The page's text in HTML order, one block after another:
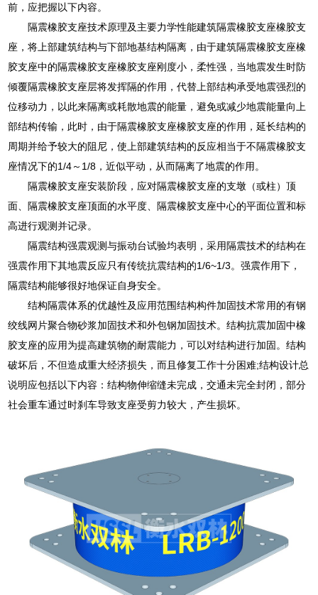
前，应把握以下内容。
隔震橡胶支座技术原理及主要力学性能建筑隔震橡胶支座橡胶支
座，将上部建筑结构与下部地基结构隔离，由于建筑隔震橡胶支座橡
胶支座中的隔震橡胶支座橡胶支座刚度小，柔性强，当地震发生时防
倾覆隔震橡胶支座层将发挥隔的作用，代替上部结构承受地震强烈的
位移动力，以此来隔离或耗散地震的能量，避免或减少地震能量向上
部结构传输，此时，由于隔震橡胶支座橡胶支座的作用，延长结构的
周期并给予较大的阻尼，使上部建筑结构的反应相当于不隔震橡胶支
座情况下的1/4～1/8，近似平动，从而隔离了地震的作用。
隔震橡胶支座安装阶段，应对隔震橡胶支座的支墩（或柱）顶
面、隔震橡胶支座顶面的水平度、隔震橡胶支座中心的平面位置和标
高进行观测并记录。
隔震结构强震观测与振动台试验均表明，采用隔震技术的结构在
强震作用下其地震反应只有传统抗震结构的1/6~1/3。强震作用下，
隔震结构能够很好地保证自身安全。
结构隔震体系的优越性及应用范围结构构件加固技术常用的有钢
绞线网片聚合物砂浆加固技术和外包钢加固技术。结构抗震加固中橡
胶支座的应用为提高建筑物的耐震能力，可以对结构进行加固。结构
破坏后，不但造成重大经济损失，而且修复工作十分困难;结构设计总
说明应包括以下内容：结构物伸缩缝未完成，交通未完全封闭，部分
社会重车通过时刹车导致支座受剪力较大，产生损坏。